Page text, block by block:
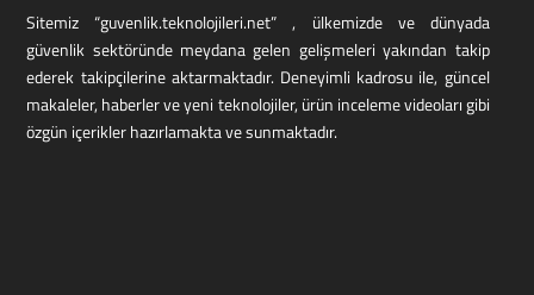
Sitemiz “guvenlik.teknolojileri.net” , ülkemizde ve dünyada
güvenlik sektöründe meydana gelen gelişmeleri yakından takip
ederek takipçilerine aktarmaktadır. Deneyimli kadrosu ile, güncel
makaleler, haberler ve yeni teknolojiler, ürün inceleme videoları gibi
özgün içerikler hazırlamakta ve sunmaktadır.